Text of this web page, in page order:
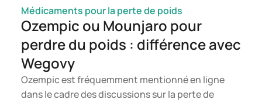
Médicaments pour la perte de poids
Ozempic ou Mounjaro pour
perdre du poids : différence avec
Wegovy
Ozempic est fréquemment mentionné en ligne
dans le cadre des discussions sur la perte de